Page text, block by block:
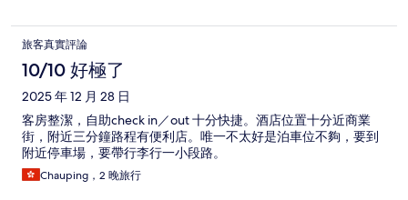
旅客真實評論
10/10 好極了
2025 年 12 月 28 日
客房整潔，自助check in／out 十分快捷。酒店位置十分近商業
街，附近三分鐘路程有便利店。唯一不太好是泊車位不夠，要到
附近停車場，要帶行李行一小段路。
Chauping，2 晚旅行